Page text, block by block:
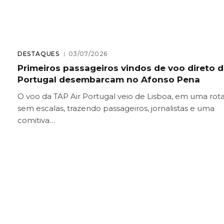
DESTAQUES 03/07/2026
Primeiros passageiros vindos de voo direto
Portugal desembarcam no Afonso Pena
O voo da TAP Air Portugal veio de Lisboa, em uma
sem escalas, trazendo passageiros, jornalistas e uma
comitiva…